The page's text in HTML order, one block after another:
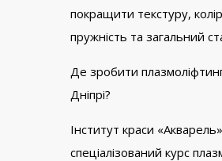
покращити текстуру,
пружність та загальний
Де зробити
Дніпрі?
Інститут краси
спеціалізований курс